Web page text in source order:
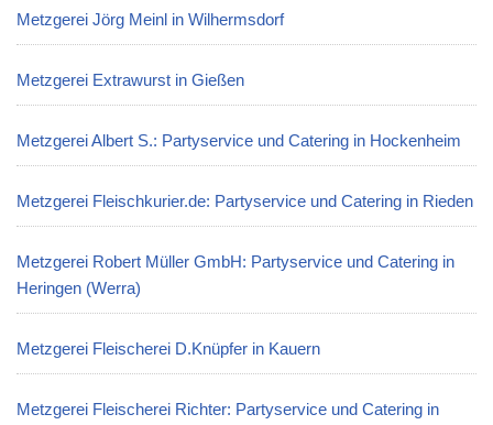
Metzgerei Jörg Meinl in Wilhermsdorf
Metzgerei Extrawurst in Gießen
Metzgerei Albert S.: Partyservice und Catering in Hockenheim
Metzgerei Fleischkurier.de: Partyservice und Catering in Rieden
Metzgerei Robert Müller GmbH: Partyservice und Catering in
Heringen (Werra)
Metzgerei Fleischerei D.Knüpfer in Kauern
Metzgerei Fleischerei Richter: Partyservice und Catering in